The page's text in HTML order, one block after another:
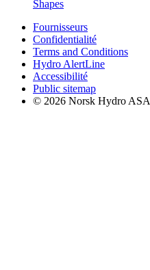
Shapes
Fournisseurs
Confidentialité
Terms and Conditions
Hydro AlertLine
Accessibilité
Public sitemap
© 2026 Norsk Hydro ASA